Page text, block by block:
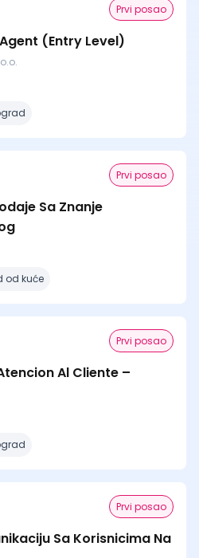
Prvi posao
(Entry Level)
Prvi posao
Sa Znanje
od kuće
Prvi posao
Al Cliente –
Prvi posao
Sa Korisnicima Na